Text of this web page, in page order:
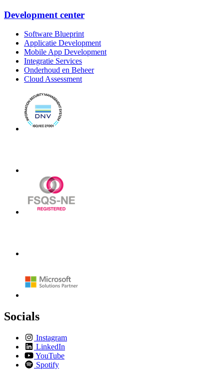
Development center
Software Blueprint
Applicatie Development
Mobile App Development
Integratie Services
Onderhoud en Beheer
Cloud Assessment
Socials
Instagram
LinkedIn
YouTube
Spotify